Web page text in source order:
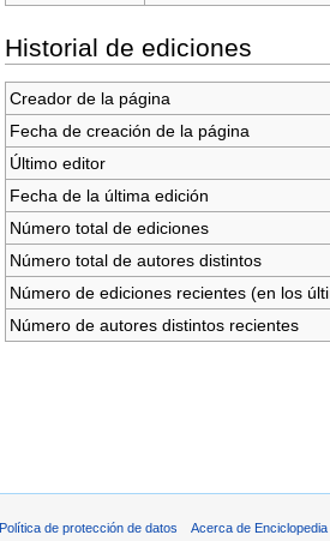
Historial de ediciones
Creador de la página
Fecha de creación de la página
Último editor
Fecha de la última edición
Número total de ediciones
Número total de autores distintos
Número de ediciones recientes (en los
Número de autores distintos recientes
Política de protección de datos Acerca de